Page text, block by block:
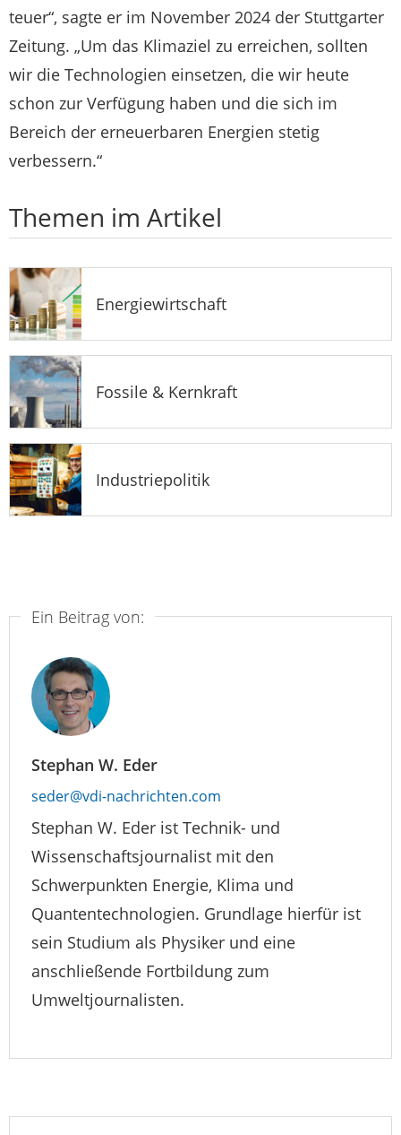
teuer“, sagte er im November 2024 der Stuttgarter
Zeitung. „Um das Klimaziel zu erreichen, sollten
wir die Technologien einsetzen, die wir heute
schon zur Verfügung haben und die sich im
Bereich der erneuerbaren Energien stetig
verbessern.“
Themen im Artikel
Energiewirtschaft
Fossile & Kernkraft
Industriepolitik
Ein Beitrag von:
Stephan W. Eder
seder@vdi-nachrichten.com
Stephan W. Eder ist Technik- und
Wissenschaftsjournalist mit den
Schwerpunkten Energie, Klima und
Quantentechnologien. Grundlage hierfür ist
sein Studium als Physiker und eine
anschließende Fortbildung zum
Umweltjournalisten.